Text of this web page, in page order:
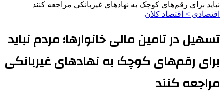
نباید برای رقم‌های کوچک به نهادهای غیربانکی مراجعه کنند
اقتصادی > اقتصاد کلان
تسهیل در تامین مالی خانوارها؛ مردم نباید
برای رقم‌های کوچک به نهادهای غیربانکی
مراجعه کنند